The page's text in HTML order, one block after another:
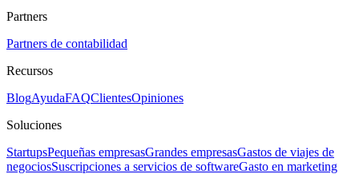
Partners
Partners de contabilidad
Recursos
BlogAyudaFAQClientesOpiniones
Soluciones
StartupsPequeñas empresasGrandes empresasGastos de viajes de
negociosSuscripciones a servicios de softwareGasto en marketing